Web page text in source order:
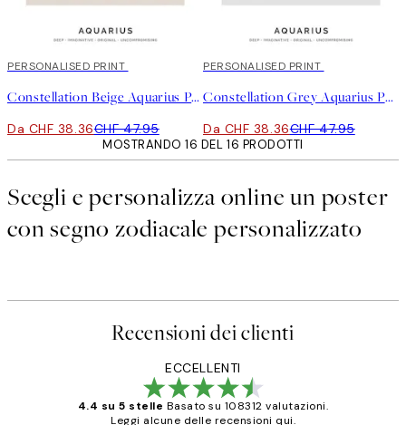
20%*
PERSONALISED PRINT
Constellation Beige Aquarius Personal Poster
Da CHF 38.36CHF 47.95
20%*
PERSONALISED PRINT
Constellation Grey Aquarius Personal Poster
Da CHF 38.36CHF 47.95
MOSTRANDO 16 DEL 16 PRODOTTI
Scegli e personalizza online un poster
con segno zodiacale personalizzato
Recensioni dei clienti
ECCELLENTI
4.4 su 5 stelle Basato su 108312 valutazioni.
Leggi alcune delle recensioni qui.